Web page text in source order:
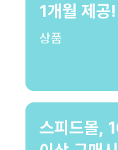
1개월 제공!
상품
스피드몰,